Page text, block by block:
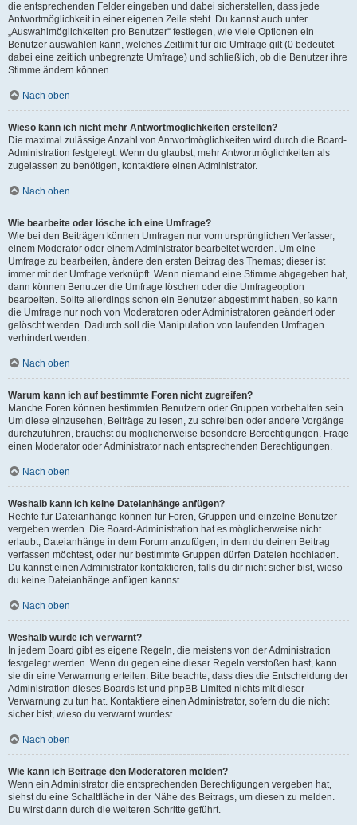
die entsprechenden Felder eingeben und dabei sicherstellen, dass jede
Antwortmöglichkeit in einer eigenen Zeile steht. Du kannst auch unter
„Auswahlmöglichkeiten pro Benutzer“ festlegen, wie viele Optionen ein
Benutzer auswählen kann, welches Zeitlimit für die Umfrage gilt (0 bedeutet
dabei eine zeitlich unbegrenzte Umfrage) und schließlich, ob die Benutzer ihre
Stimme ändern können.
Nach oben
Wieso kann ich nicht mehr Antwortmöglichkeiten erstellen?
Die maximal zulässige Anzahl von Antwortmöglichkeiten wird durch die Board-
Administration festgelegt. Wenn du glaubst, mehr Antwortmöglichkeiten als
zugelassen zu benötigen, kontaktiere einen Administrator.
Nach oben
Wie bearbeite oder lösche ich eine Umfrage?
Wie bei den Beiträgen können Umfragen nur vom ursprünglichen Verfasser,
einem Moderator oder einem Administrator bearbeitet werden. Um eine
Umfrage zu bearbeiten, ändere den ersten Beitrag des Themas; dieser ist
immer mit der Umfrage verknüpft. Wenn niemand eine Stimme abgegeben hat,
dann können Benutzer die Umfrage löschen oder die Umfrageoption
bearbeiten. Sollte allerdings schon ein Benutzer abgestimmt haben, so kann
die Umfrage nur noch von Moderatoren oder Administratoren geändert oder
gelöscht werden. Dadurch soll die Manipulation von laufenden Umfragen
verhindert werden.
Nach oben
Warum kann ich auf bestimmte Foren nicht zugreifen?
Manche Foren können bestimmten Benutzern oder Gruppen vorbehalten sein.
Um diese einzusehen, Beiträge zu lesen, zu schreiben oder andere Vorgänge
durchzuführen, brauchst du möglicherweise besondere Berechtigungen. Frage
einen Moderator oder Administrator nach entsprechenden Berechtigungen.
Nach oben
Weshalb kann ich keine Dateianhänge anfügen?
Rechte für Dateianhänge können für Foren, Gruppen und einzelne Benutzer
vergeben werden. Die Board-Administration hat es möglicherweise nicht
erlaubt, Dateianhänge in dem Forum anzufügen, in dem du deinen Beitrag
verfassen möchtest, oder nur bestimmte Gruppen dürfen Dateien hochladen.
Du kannst einen Administrator kontaktieren, falls du dir nicht sicher bist, wieso
du keine Dateianhänge anfügen kannst.
Nach oben
Weshalb wurde ich verwarnt?
In jedem Board gibt es eigene Regeln, die meistens von der Administration
festgelegt werden. Wenn du gegen eine dieser Regeln verstoßen hast, kann
sie dir eine Verwarnung erteilen. Bitte beachte, dass dies die Entscheidung der
Administration dieses Boards ist und phpBB Limited nichts mit dieser
Verwarnung zu tun hat. Kontaktiere einen Administrator, sofern du die nicht
sicher bist, wieso du verwarnt wurdest.
Nach oben
Wie kann ich Beiträge den Moderatoren melden?
Wenn ein Administrator die entsprechenden Berechtigungen vergeben hat,
siehst du eine Schaltfläche in der Nähe des Beitrags, um diesen zu melden.
Du wirst dann durch die weiteren Schritte geführt.